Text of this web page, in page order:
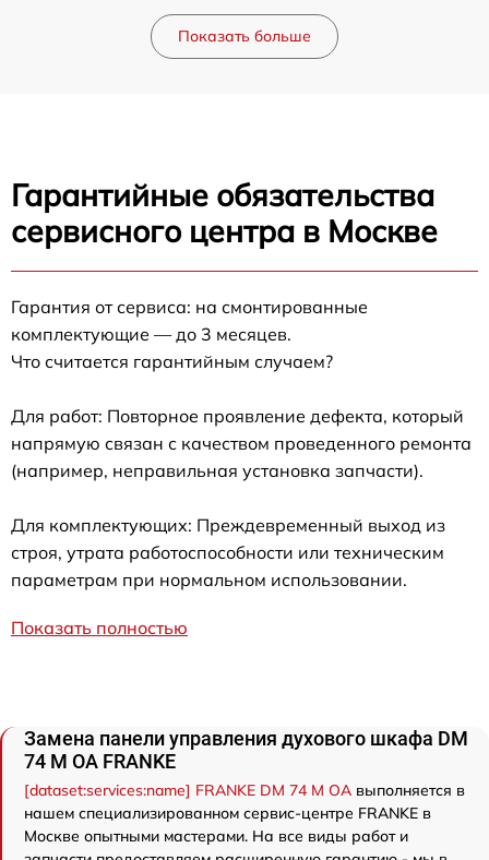
Показать больше
Гарантийные обязательства
сервисного центра в Москве
Гарантия от сервиса: на смонтированные
комплектующие — до 3 месяцев.
Что считается гарантийным случаем?
Для работ: Повторное проявление дефекта, который
напрямую связан с качеством проведенного ремонта
(например, неправильная установка запчасти).
Для комплектующих: Преждевременный выход из
строя, утрата работоспособности или техническим
параметрам при нормальном использовании.
Показать полностью
Замена панели управления духового шкафа DM
74 M OA FRANKE
[dataset:services:name] FRANKE DM 74 M OA выполняется в
нашем специализированном сервис-центре FRANKE в
Москве опытными мастерами. На все виды работ и